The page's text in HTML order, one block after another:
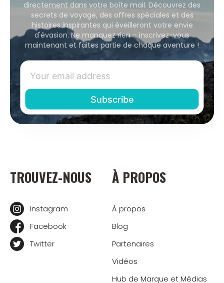
directement dans votre boîte mail. Découvrez des
secrets de voyage, des offres spéciales et des
histoires inspirantes qui éveilleront votre envie
d'évasion. Ne manquez rien – inscrivez-vous
maintenant et faites partie de chaque aventure !
TROUVEZ-NOUS
Instagram
Facebook
Twitter
À PROPOS
À propos
Blog
Partenaires
Vidéos
Hub de Marque et Médias